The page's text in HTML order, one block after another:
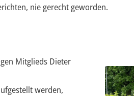
nie gerecht geworden.
Mitglieds Dieter
werden,